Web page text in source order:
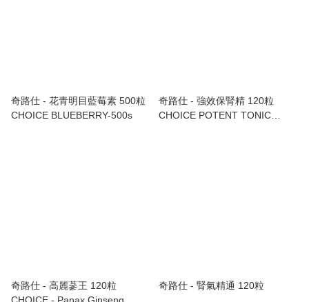
奇路仕 - 花青明目藍莓素 500粒
CHOICE BLUEBERRY-500s
奇路仕 - 強效保腎精 120粒
CHOICE POTENT TONIC
奇路仕 - 高麗蔘王 120粒
CHOICE - Panax Ginseng
奇路仕 - 腎氣精通 120粒